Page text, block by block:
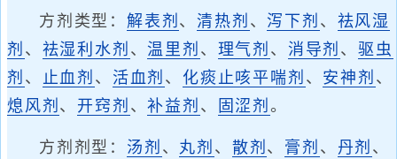
方剂类型： 解表剂 、清热剂 、 泻下剂 、 祛风湿
剂 、 祛湿利水剂 、温里剂 、 理气剂 、 消导剂 、驱虫
剂 、 止血剂 、 活血剂 、 化痰止咳平喘剂 、 安神剂 、
熄风剂 、 开窍剂 、补益剂 、 固涩剂。
方剂剂型： 汤剂 、 丸剂 、 散剂 、 膏剂 、 丹剂 、